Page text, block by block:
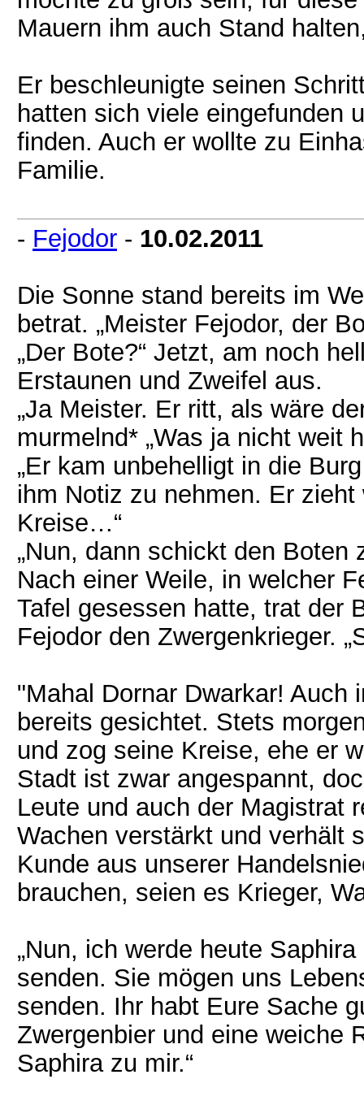
Mauern ihm auch Stand
Er beschleunigte seinen
hatten sich viele eingefunden
finden. Auch er wollte zu
Familie.
- Fejodor - 10.02.2011
Die Sonne stand bereits im
betrat. „Meister Fejodor, der
„Der Bote?“ Jetzt, am noch
Erstaunen und Zweifel aus.
„Ja Meister. Er ritt, als wäre
murmelnd* „Was ja nicht weit
„Er kam unbehelligt in die
ihm Notiz zu nehmen. Er
Kreise…“
„Nun, dann schickt den Boten
Nach einer Weile, in welcher
Tafel gesessen hatte, trat der
Fejodor den Zwergenkrieger.
"Mahal Dornar Dwarkar! Auch
bereits gesichtet. Stets
und zog seine Kreise, ehe er
Stadt ist zwar angespannt,
Leute und auch der Magistrat
Wachen verstärkt und verhält
Kunde aus unserer
brauchen, seien es Krieger,
„Nun, ich werde heute
senden. Sie mögen uns
senden. Ihr habt Eure Sache
Zwergenbier und eine weiche
Saphira zu mir.“